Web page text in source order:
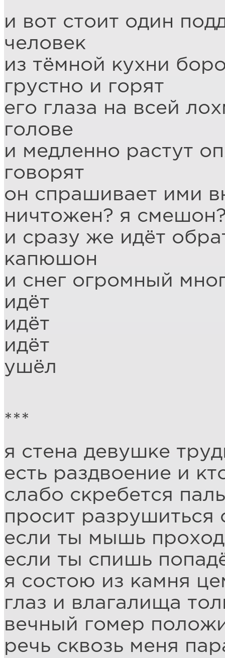
и вот стоит один
человек
из тёмной кухни
грустно и горят
его глаза на всей
голове
и медленно растут
говорят
он спрашивает ими
ничтожен? я
и сразу же идёт
капюшон
и снег огромный
идёт
идёт
идёт
ушёл
***
я стена девушке
есть раздвоение и
слабо скребется
просит разрушиться
если ты мышь
если ты спишь
я состою из камня
глаз и влагалища
вечный гомер
речь сквозь меня